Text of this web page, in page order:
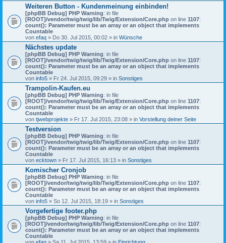
Weiteren Button - Kundenmeinung einbinden!
[phpBB Debug] PHP Warning: in file
[ROOT]/vendor/twig/twig/lib/Twig/Extension/Core.php on line 1107:
count(): Parameter must be an array or an object that implements
Countable
von efaq » Do 30. Jul 2015, 00:02 » in Wünsche
Nächstes update
[phpBB Debug] PHP Warning: in file
[ROOT]/vendor/twig/twig/lib/Twig/Extension/Core.php on line 1107:
count(): Parameter must be an array or an object that implements
Countable
von info5 » Fr 24. Jul 2015, 09:29 » in Sonstiges
Trampolin-Kaufen.eu
[phpBB Debug] PHP Warning: in file
[ROOT]/vendor/twig/twig/lib/Twig/Extension/Core.php on line 1107:
count(): Parameter must be an array or an object that implements
Countable
von tjwebprojekte » Fr 17. Jul 2015, 23:08 » in Vorstellung deiner Seite
Testversion
[phpBB Debug] PHP Warning: in file
[ROOT]/vendor/twig/twig/lib/Twig/Extension/Core.php on line 1107:
count(): Parameter must be an array or an object that implements
Countable
von ecktown » Fr 17. Jul 2015, 16:13 » in Sonstiges
Komischer Cronjob
[phpBB Debug] PHP Warning: in file
[ROOT]/vendor/twig/twig/lib/Twig/Extension/Core.php on line 1107:
count(): Parameter must be an array or an object that implements
Countable
von info5 » So 12. Jul 2015, 18:19 » in Sonstiges
Vorgefertige footer.php
[phpBB Debug] PHP Warning: in file
[ROOT]/vendor/twig/twig/lib/Twig/Extension/Core.php on line 1107:
count(): Parameter must be an array or an object that implements
Countable
von efaq » Sa 11. Jul 2015, 13:59 » in Einrichtung